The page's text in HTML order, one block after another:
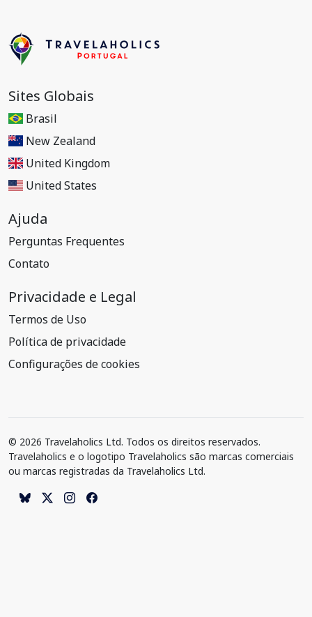
Sites Globais
Brasil
New Zealand
United Kingdom
United States
Ajuda
Perguntas Frequentes
Contato
Privacidade e Legal
Termos de Uso
Política de privacidade
Configurações de cookies
© 2026 Travelaholics Ltd. Todos os direitos reservados.
Travelaholics e o logotipo Travelaholics são marcas comerciais
ou marcas registradas da Travelaholics Ltd.